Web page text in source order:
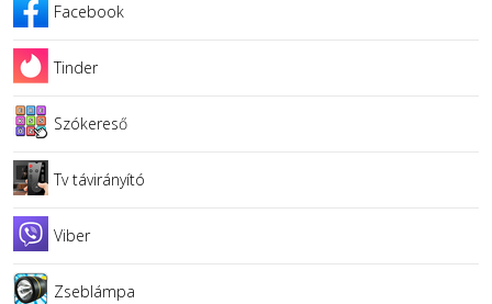
Facebook
Tinder
Szókereső
Tv távirányító
Viber
Zseblámpa